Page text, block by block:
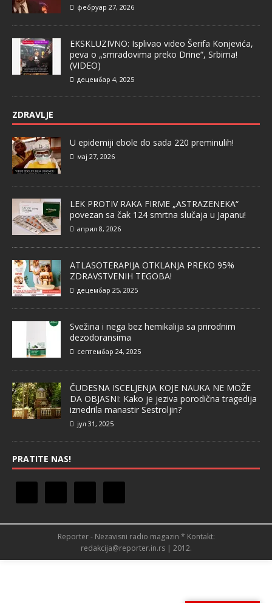
фебруар 27, 2026
EKSKLUZIVNO: Isplivao video Šerifa Konjevića,
peva o „smradovima preko Drine“, Srbima!
(VIDEO)
децембар 4, 2025
ZDRAVLJE
U epidemiji ebole do sada 220 preminulih!
мај 27, 2026
LEK PROTIV RAKA FIRME „ASTRAZENEKA“
povezan sa čak 124 smrtna slučaja u Japanu!
април 8, 2026
ATLASOTERAPIJA OTKLANJA PREKO 95%
ZDRAVSTVENIH TEGOBA!
децембар 25, 2025
Svežina i nega bez hemikalija sa prirodnim
dezodoransima
септембар 24, 2025
ČUDESNA ISCELJENJA KOJE NAUKA NE MOŽE
DA OBJASNI: Kako je jeziva porodična tragedija
iznedrila manastir Sestroljin?
јул 31, 2025
PRATITE NAS!
Reporter - Nezavisni radio magazin * Kontakt:
redakcija@reporter.in.rs | 2012.